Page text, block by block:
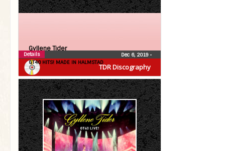
TDR Discography
Gyllene Tider
GT40 HITS! MADE IN HALMSTAD
Dec 6, 2019 •
Details